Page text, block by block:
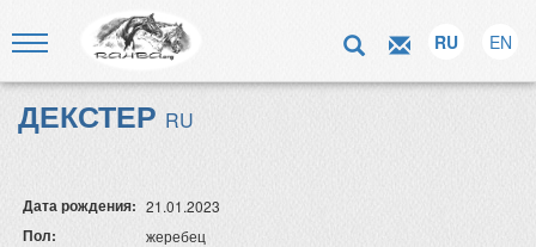
RU EN
ДЕКСТЕР RU
Дата рождения: 21.01.2023
Пол: жеребец